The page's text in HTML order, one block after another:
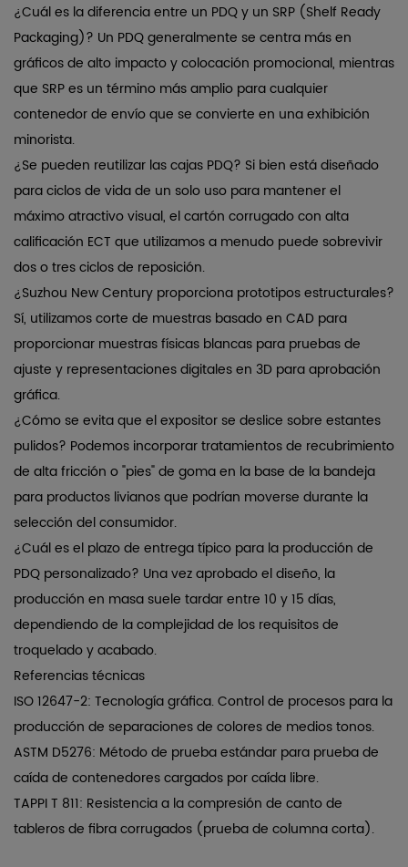
¿Cuál es la diferencia entre un PDQ y un SRP (Shelf Ready
Packaging)? Un PDQ generalmente se centra más en
gráficos de alto impacto y colocación promocional, mientras
que SRP es un término más amplio para cualquier
contenedor de envío que se convierte en una exhibición
minorista.
¿Se pueden reutilizar las cajas PDQ? Si bien está diseñado
para ciclos de vida de un solo uso para mantener el
máximo atractivo visual, el cartón corrugado con alta
calificación ECT que utilizamos a menudo puede sobrevivir
dos o tres ciclos de reposición.
¿Suzhou New Century proporciona prototipos estructurales?
Sí, utilizamos corte de muestras basado en CAD para
proporcionar muestras físicas blancas para pruebas de
ajuste y representaciones digitales en 3D para aprobación
gráfica.
¿Cómo se evita que el expositor se deslice sobre estantes
pulidos? Podemos incorporar tratamientos de recubrimiento
de alta fricción o "pies" de goma en la base de la bandeja
para productos livianos que podrían moverse durante la
selección del consumidor.
¿Cuál es el plazo de entrega típico para la producción de
PDQ personalizado? Una vez aprobado el diseño, la
producción en masa suele tardar entre 10 y 15 días,
dependiendo de la complejidad de los requisitos de
troquelado y acabado.
Referencias técnicas
ISO 12647-2: Tecnología gráfica. Control de procesos para la
producción de separaciones de colores de medios tonos.
ASTM D5276: Método de prueba estándar para prueba de
caída de contenedores cargados por caída libre.
TAPPI T 811: Resistencia a la compresión de canto de
tableros de fibra corrugados (prueba de columna corta).